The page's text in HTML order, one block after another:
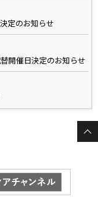
定のお知らせ
開催日決定のお知らせ